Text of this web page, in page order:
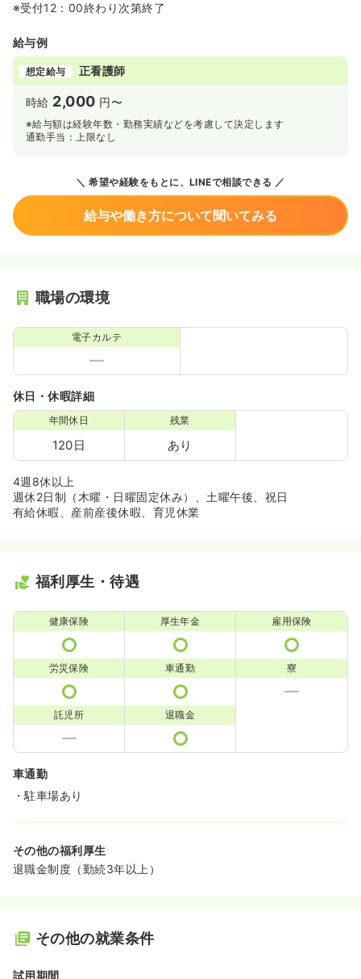
※受付12：00終わり次第終了
給与例
想定給与 正看護師
時給 2,000 円〜
※給与額は経験年数・勤務実績などを考慮して決定します
通勤手当：上限なし
希望や経験をもとに、LINEで相談できる
給与や働き方について聞いてみる
職場の環境
電子カルテ
休日・休暇詳細
年間休日
120日
残業
あり
4週8休以上
週休2日制（木曜・日曜固定休み）、土曜午後、祝日
有給休暇、産前産後休暇、育児休業
福利厚生・待遇
健康保険 厚生年金 雇用保険
労災保険 車通勤 寮
託児所 退職金
車通勤
・駐車場あり
その他の福利厚生
退職金制度（勤続3年以上）
その他の就業条件
試用期間